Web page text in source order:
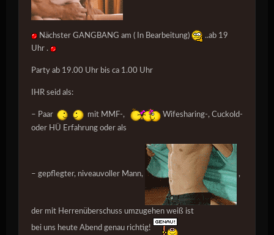
Nächster GANGBANG am ( In Bearbeitung)
..ab 19
Uhr .
Party ab 19.00 Uhr bis ca 1.00 Uhr
IHR seid als:
– Paar mit MMF-,
Wifesharing-, Cuckold-
oder HÜ Erfahrung oder als
– gepflegter, niveauvoller Mann, ,
der mit Herrenüberschuss umzugehen weiß ist
bei uns heute Abend genau richtig!